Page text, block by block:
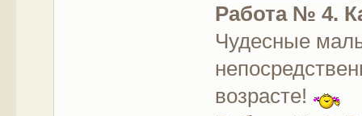
Работа № 4.
Чудесные
возрасте!